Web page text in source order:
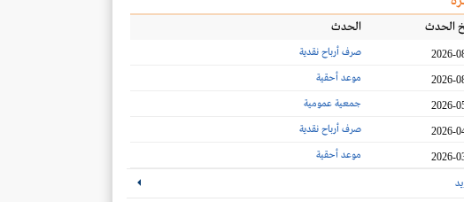
الحدث الحدث
2026- صرف أرباح نقدية
2026- موعد أحقية
2026- جمعية عمومية
2026- صرف أرباح نقدية
2026- موعد أحقية